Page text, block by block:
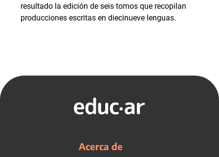
resultado la edición de seis tomos que recopilan
producciones escritas en diecinueve lenguas.
Acerca de